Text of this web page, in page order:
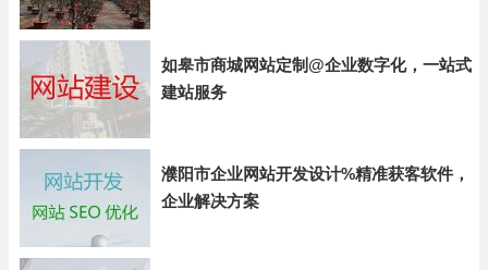
如皋市商城网站定制@企业数字化，一站式
建站服务
濮阳市企业网站开发设计%精准获客软件，
企业解决方案